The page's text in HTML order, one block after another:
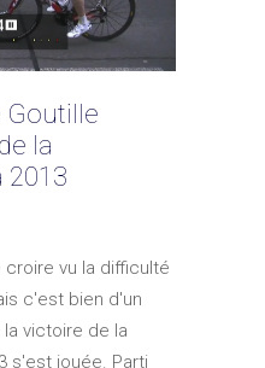
Goutille
la
2013
croire vu la difficulté
c'est bien d'un
victoire de la
s'est jouée. Parti